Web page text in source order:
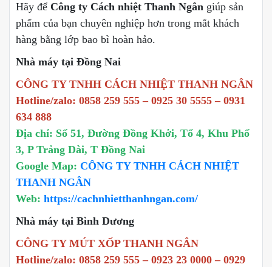
Hãy để Công ty Cách nhiệt Thanh Ngân giúp sản
phẩm của bạn chuyên nghiệp hơn trong mắt khách
hàng bằng lớp bao bì hoàn hảo.
Nhà máy tại Đồng Nai
CÔNG TY TNHH CÁCH NHIỆT THANH NGÂN
Hotline/zalo: 0858 259 555 – 0925 30 5555 – 0931
634 888
Địa chỉ: Số 51, Đường Đồng Khởi, Tổ 4, Khu Phố
3, P Trảng Dài, T Đồng Nai
Google Map: CÔNG TY TNHH CÁCH NHIỆT
THANH NGÂN
Web: https://cachnhietthanhngan.com/
Nhà máy tại Bình Dương
CÔNG TY MÚT XỐP THANH NGÂN
Hotline/zalo: 0858 259 555 – 0923 23 0000 – 0929